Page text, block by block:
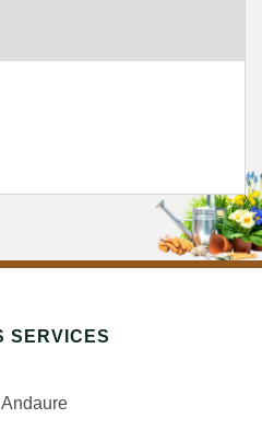
SERVICES